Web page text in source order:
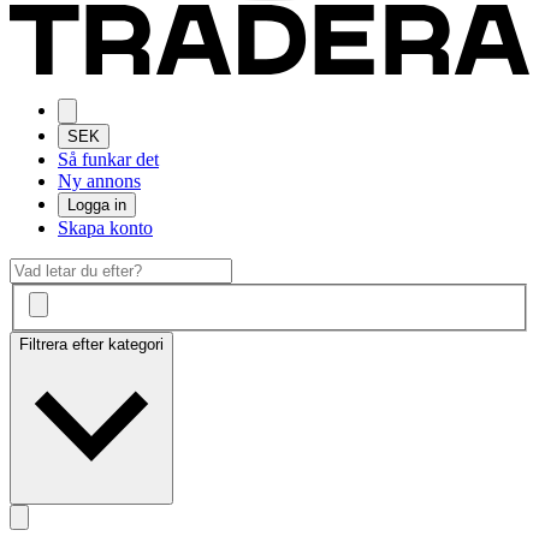
SEK
Så funkar det
Ny annons
Logga in
Skapa konto
Filtrera efter kategori